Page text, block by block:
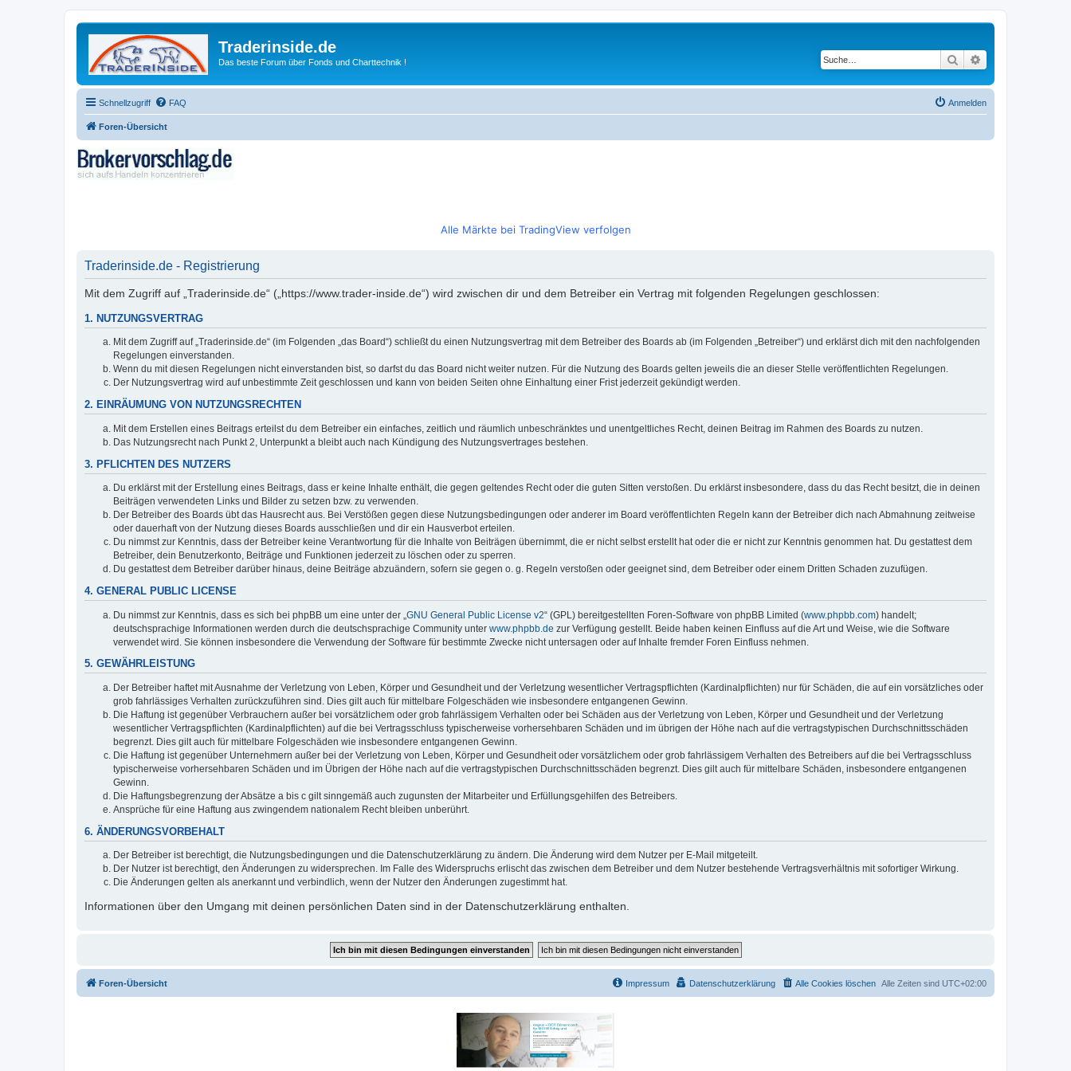
Traderinside.de
Das beste Forum über Fonds und Charttechnik ! Suche
Schnellzugriff FAQ Anmelden
Foren-Übersicht
Alle Märkte bei TradingView verfolgen
Traderinside.de - Registrierung
Mit dem Zugriff auf „Traderinside.de“ („https://www.trader-inside.de“) wird zwischen dir und dem Betreiber ein Vertrag mit folgenden Regelungen geschlossen:
1. NUTZUNGSVERTRAG
Mit dem Zugriff auf „Traderinside.de“ (im Folgenden „das Board“) schließt du einen Nutzungsvertrag mit dem Betreiber des Boards ab (im Folgenden „Betreiber“) und erklärst dich mit den nachfolgenden
Regelungen einverstanden.
Wenn du mit diesen Regelungen nicht einverstanden bist, so darfst du das Board nicht weiter nutzen. Für die Nutzung des Boards gelten jeweils die an dieser Stelle veröffentlichten Regelungen.
Der Nutzungsvertrag wird auf unbestimmte Zeit geschlossen und kann von beiden Seiten ohne Einhaltung einer Frist jederzeit gekündigt werden.
2. EINRÄUMUNG VON NUTZUNGSRECHTEN
Mit dem Erstellen eines Beitrags erteilst du dem Betreiber ein einfaches, zeitlich und räumlich unbeschränktes und unentgeltliches Recht, deinen Beitrag im Rahmen des Boards zu nutzen.
Das Nutzungsrecht nach Punkt 2, Unterpunkt a bleibt auch nach Kündigung des Nutzungsvertrages bestehen.
3. PFLICHTEN DES NUTZERS
Du erklärst mit der Erstellung eines Beitrags, dass er keine Inhalte enthält, die gegen geltendes Recht oder die guten Sitten verstoßen. Du erklärst insbesondere, dass du das Recht besitzt, die in deinen
Beiträgen verwendeten Links und Bilder zu setzen bzw. zu verwenden.
Der Betreiber des Boards übt das Hausrecht aus. Bei Verstößen gegen diese Nutzungsbedingungen oder anderer im Board veröffentlichten Regeln kann der Betreiber dich nach Abmahnung zeitweise
oder dauerhaft von der Nutzung dieses Boards ausschließen und dir ein Hausverbot erteilen.
Du nimmst zur Kenntnis, dass der Betreiber keine Verantwortung für die Inhalte von Beiträgen übernimmt, die er nicht selbst erstellt hat oder die er nicht zur Kenntnis genommen hat. Du gestattest dem
Betreiber, dein Benutzerkonto, Beiträge und Funktionen jederzeit zu löschen oder zu sperren.
Du gestattest dem Betreiber darüber hinaus, deine Beiträge abzuändern, sofern sie gegen o. g. Regeln verstoßen oder geeignet sind, dem Betreiber oder einem Dritten Schaden zuzufügen.
4. GENERAL PUBLIC LICENSE
Du nimmst zur Kenntnis, dass es sich bei phpBB um eine unter der „ GNU General Public License v2“ (GPL) bereitgestellten Foren-Software von phpBB Limited (www.phpbb.com) handelt;
deutschsprachige Informationen werden durch die deutschsprachige Community unter www.phpbb.de zur Verfügung gestellt. Beide haben keinen Einfluss auf die Art und Weise, wie die Software
verwendet wird. Sie können insbesondere die Verwendung der Software für bestimmte Zwecke nicht untersagen oder auf Inhalte fremder Foren Einfluss nehmen.
5. GEWÄHRLEISTUNG
Der Betreiber haftet mit Ausnahme der Verletzung von Leben, Körper und Gesundheit und der Verletzung wesentlicher Vertragspflichten (Kardinalpflichten) nur für Schäden, die auf ein vorsätzliches oder
grob fahrlässiges Verhalten zurückzuführen sind. Dies gilt auch für mittelbare Folgeschäden wie insbesondere entgangenen Gewinn.
Die Haftung ist gegenüber Verbrauchern außer bei vorsätzlichem oder grob fahrlässigem Verhalten oder bei Schäden aus der Verletzung von Leben, Körper und Gesundheit und der Verletzung
wesentlicher Vertragspflichten (Kardinalpflichten) auf die bei Vertragsschluss typischerweise vorhersehbaren Schäden und im übrigen der Höhe nach auf die vertragstypischen Durchschnittsschäden
begrenzt. Dies gilt auch für mittelbare Folgeschäden wie insbesondere entgangenen Gewinn.
Die Haftung ist gegenüber Unternehmern außer bei der Verletzung von Leben, Körper und Gesundheit oder vorsätzlichem oder grob fahrlässigem Verhalten des Betreibers auf die bei Vertragsschluss
typischerweise vorhersehbaren Schäden und im Übrigen der Höhe nach auf die vertragstypischen Durchschnittsschäden begrenzt. Dies gilt auch für mittelbare Schäden, insbesondere entgangenen
Gewinn.
Die Haftungsbegrenzung der Absätze a bis c gilt sinngemäß auch zugunsten der Mitarbeiter und Erfüllungsgehilfen des Betreibers.
Ansprüche für eine Haftung aus zwingendem nationalem Recht bleiben unberührt.
6. ÄNDERUNGSVORBEHALT
Der Betreiber ist berechtigt, die Nutzungsbedingungen und die Datenschutzerklärung zu ändern. Die Änderung wird dem Nutzer per E-Mail mitgeteilt.
Der Nutzer ist berechtigt, den Änderungen zu widersprechen. Im Falle des Widerspruchs erlischt das zwischen dem Betreiber und dem Nutzer bestehende Vertragsverhältnis mit sofortiger Wirkung.
Die Änderungen gelten als anerkannt und verbindlich, wenn der Nutzer den Änderungen zugestimmt hat.
Informationen über den Umgang mit deinen persönlichen Daten sind in der Datenschutzerklärung enthalten.
Foren-Übersicht Alle Zeiten sind UTC+02:00
Alle Cookies löschen
Datenschutzerklärung
Impressum